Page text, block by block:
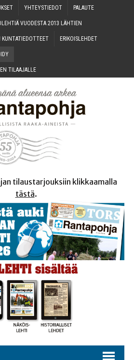
YHTEYS­TIE­DOT PALAU­TE
VUO­DES­TA 2013 LÄHTIEN
KUN­TA­TIE­DOT­TEET ERI­KOIS­LEH­DET
TILAAJALLE
tilaustarjouksiin klikkaamalla
tästä.